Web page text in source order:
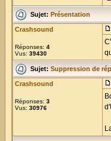
Sujet: Présentation
Crashsound
Réponses: 4
Vus: 39430
Sujet: Suppression de
Crashsound
Réponses: 3
Vus: 30976